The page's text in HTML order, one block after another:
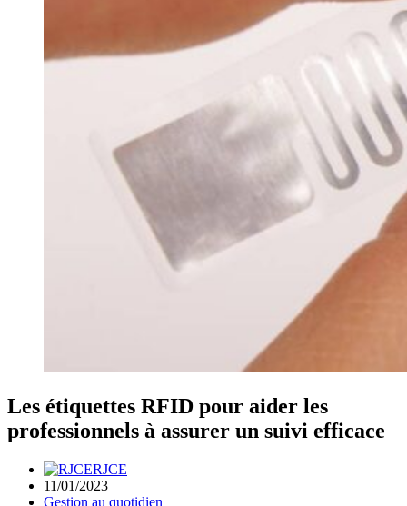
Les étiquettes RFID pour aider les
professionnels à assurer un suivi efficace
RJCE
11/01/2023
Gestion au quotidien